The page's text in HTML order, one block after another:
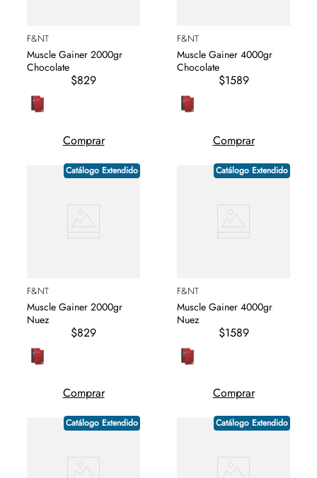
F&NT
Muscle Gainer 2000gr
Chocolate
$829
Comprar
F&NT
Muscle Gainer 4000gr
Chocolate
$1589
Comprar
Catálogo Extendido
F&NT
Muscle Gainer 2000gr
Nuez
$829
Comprar
Catálogo Extendido
F&NT
Muscle Gainer 4000gr
Nuez
$1589
Comprar
Catálogo Extendido Catálogo Extendido